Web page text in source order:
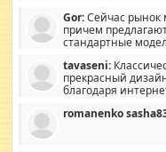
Gor:Сейчас
причем
стандартные
стандартные формы, в
со вкусом все в
мебель, а это не
tavaseni:
прекрасный
благодаря
romanenko